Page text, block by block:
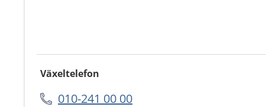
Växeltelefon
010-241 00 00